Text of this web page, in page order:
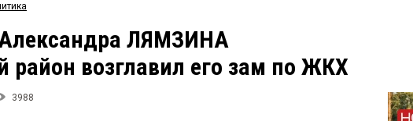
ЛЯМЗИНА
район возглавил его зам по ЖКХ
3988